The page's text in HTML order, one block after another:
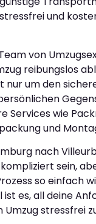
und
von
reibungslos
nur um den
Services wie
und
nach
sein,
so einfach
ist es, all deine
Umzug stressfrei